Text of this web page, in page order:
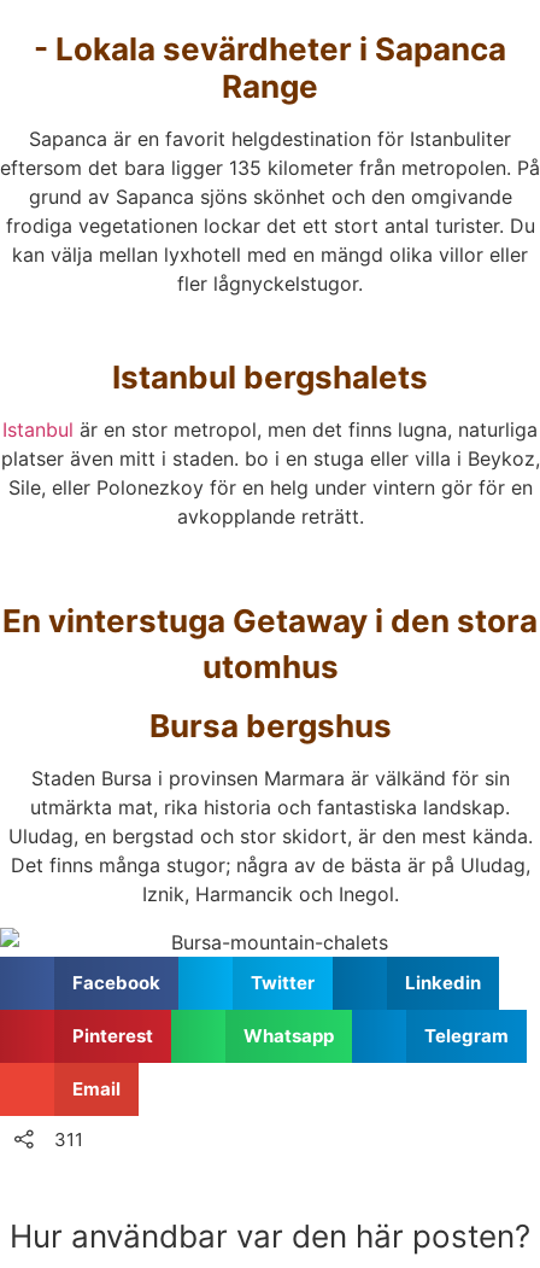
- Lokala sevärdheter i Sapanca
Range
Sapanca är en favorit helgdestination för Istanbuliter
eftersom det bara ligger 135 kilometer från metropolen. På
grund av Sapanca sjöns skönhet och den omgivande
frodiga vegetationen lockar det ett stort antal turister. Du
kan välja mellan lyxhotell med en mängd olika villor eller
fler lågnyckelstugor.
Istanbul bergshalets
Istanbul är en stor metropol, men det finns lugna, naturliga
platser även mitt i staden. bo i en stuga eller villa i Beykoz,
Sile, eller Polonezkoy för en helg under vintern gör för en
avkopplande reträtt.
En vinterstuga Getaway i den stora
utomhus
Bursa bergshus
Staden Bursa i provinsen Marmara är välkänd för sin
utmärkta mat, rika historia och fantastiska landskap.
Uludag, en bergstad och stor skidort, är den mest kända.
Det finns många stugor; några av de bästa är på Uludag,
Iznik, Harmancik och Inegol.
Facebook Twitter Linkedin
Pinterest Whatsapp Telegram
Email
311
Hur användbar var den här posten?